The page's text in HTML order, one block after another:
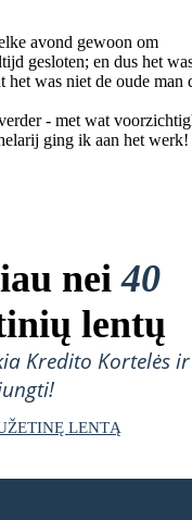
avond gewoon om
gesloten; en dus het
was niet de oude man
- met wat
ging ik aan het werk!
nei40
lentų
Kredito Kortelės ir
LENTĄ